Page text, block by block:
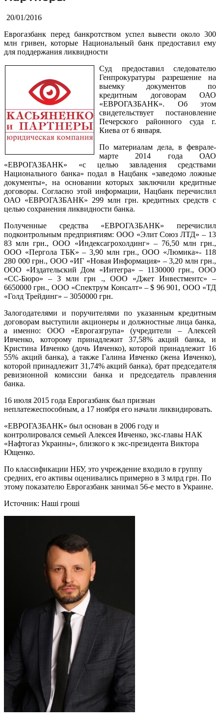
20/01/2016
Еврогазбанк перед банкротством успел вывести около 300
млн гривен, которые Национальный банк предоставил ему
для поддержания ликвидности
Суд предоставил следователю
Генпрокуратуры разрешение на
выемку документов по
кредитным договорам ОАО
«ЕВРОГАЗБАНК». Об этом
свидетельствует постановление
Печерского районного суда г.
Киева от 6 января.
По материалам дела, в феврале-
марте 2014 года ОАО
«ЕВРОГАЗБАНК» «с целью завладения средствами
Национального банка» подал в Нацбанк «заведомо ложные
документы», на основании которых заключили кредитные
договоры. Согласно этой информации, Нацбанк перечислил
ОАО «ЕВРОГАЗБАНК» 299 млн грн. кредитных средств с
целью сохранения ликвидности банка.
Полученные средства «ЕВРОГАЗБАНК» перечислил
подконтрольным предприятиям: ООО «Элит Союз ЛТД» – 13
83 млн грн., ООО «Индексагрохолдинг» – 76,50 млн грн.,
ООО «Пергола ТБК» – 3,90 млн грн., ООО «Люмика»- 118
280 000 грн., ООО «ИГ «Новая Информация» – 3,20 млн грн.,
ООО «Издательский Дом «Интегра» – 1130000 грн., ООО
«СС-Бюро» – 3 млн грн ., ООО «Джет Инвестментс» –
6650000 грн., ООО «Спектрум Консалт» – $ 96 901, ООО «ТД
«Голд Трейдинг» – 3050000 грн.
Залогодателями и поручителями по указанным кредитным
договорам выступили акционеры и должностные лица банка,
а именно: ООО «Еврогазгрупа» (учредители – Алексей
Ивченко, которому принадлежит 37,58% акций банка, и
Кристина Ивченко (дочь Ивченко), которой принадлежит 16
55% акций банка), а также Галина Ивченко (жена Ивченко),
которой принадлежит 31,74% акций банка), брат председателя
ревизионной комиссии банка и председатель правления
банка.
16 июля 2015 года Еврогазбанк был признан
неплатежеспособным, а 17 ноября его начали ликвидировать.
«ЕВРОГАЗБАНК» был основан в 2006 году и
контролировался семьей Алексея Ивченко, экс-главы НАК
«Нафтогаз Украины», близкого к экс-президента Виктора
Ющенко.
По классификации НБУ, это учреждение входило в группу
средних, его активы оценивались примерно в 3 млрд грн. По
этому показателю Еврогазбанк занимал 56-е место в Украине.
Источник: Наші гроші